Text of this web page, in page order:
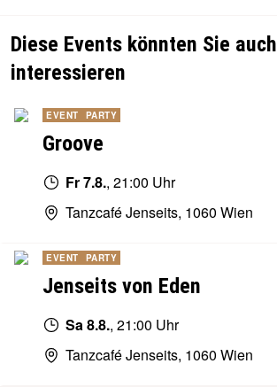
Diese Events könnten Sie auch
interessieren
EVENT PARTY
Groove
Fr 7.8., 21:00 Uhr
Tanzcafé Jenseits, 1060 Wien
EVENT PARTY
Jenseits von Eden
Sa 8.8., 21:00 Uhr
Tanzcafé Jenseits, 1060 Wien